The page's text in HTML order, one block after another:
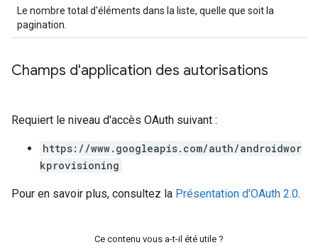
Le nombre total d'éléments dans la liste, quelle que soit la
pagination.
Champs d'application des autorisations
Requiert le niveau d'accès OAuth suivant :
https://www.googleapis.com/auth/androidwor
kprovisioning
Pour en savoir plus, consultez la Présentation d'OAuth 2.0.
Ce contenu vous a-t-il été utile ?